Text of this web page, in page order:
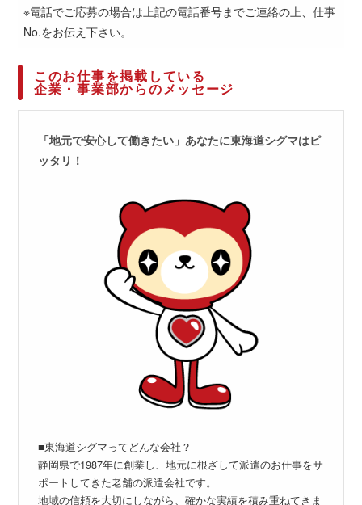
※電話でご応募の場合は上記の電話番号までご連絡の上、仕事
No.をお伝え下さい。
このお仕事を掲載している
企業・事業部からのメッセージ
「地元で安心して働きたい」あなたに東海道シグマはピ
ッタリ！
■東海道シグマってどんな会社？
静岡県で1987年に創業し、地元に根ざして派遣のお仕事をサ
ポートしてきた老舗の派遣会社です。
地域の信頼を大切にしながら、確かな実績を積み重ねてきま